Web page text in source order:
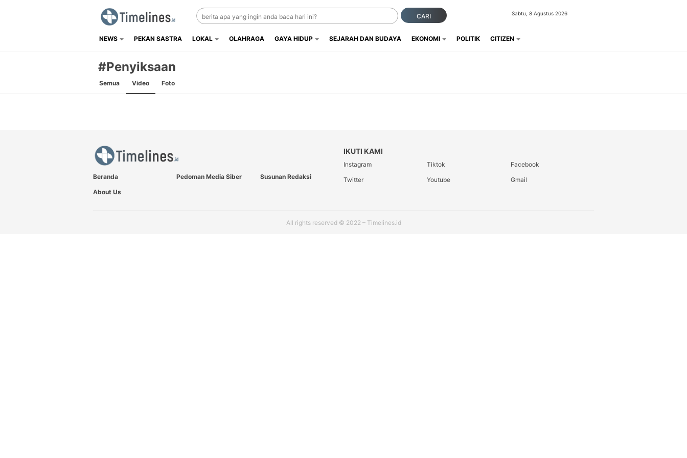
Timelines.id
Media Literasi, Sejarah & Budaya
CARI Sabtu, 8 Agustus 2026
NEWS PEKAN SASTRA LOKAL OLAHRAGA GAYA HIDUP SEJARAH DAN BUDAYA EKONOMI POLITIK CITIZEN
#Penyiksaan
Semua Video Foto
Beranda Pedoman Media Siber
Susunan Redaksi
About Us
IKUTI KAMI
Instagram Tiktok
Facebook
Twitter
Youtube Gmail
All rights reserved © 2022 – Timelines.id